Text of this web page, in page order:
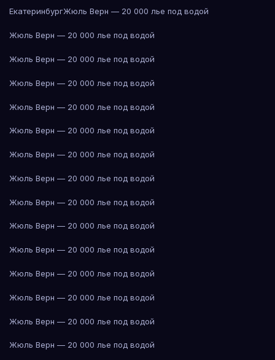
ЕкатеринбургЖюль Верн — 20 000 лье под водой
Жюль Верн — 20 000 лье под водой
Жюль Верн — 20 000 лье под водой
Жюль Верн — 20 000 лье под водой
Жюль Верн — 20 000 лье под водой
Жюль Верн — 20 000 лье под водой
Жюль Верн — 20 000 лье под водой
Жюль Верн — 20 000 лье под водой
Жюль Верн — 20 000 лье под водой
Жюль Верн — 20 000 лье под водой
Жюль Верн — 20 000 лье под водой
Жюль Верн — 20 000 лье под водой
Жюль Верн — 20 000 лье под водой
Жюль Верн — 20 000 лье под водой
Жюль Верн — 20 000 лье под водой